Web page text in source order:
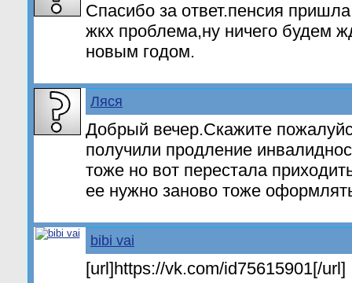
Спасибо за ответ.пенсия
жкх проблема,ну ничего будем
новым годом.
Ляся
Добрый вечер.Скажите
получили продление
тоже но вот перестала
ее нужно заново тоже
bibi vai
[url]https://vk.com/id75615901[/url]